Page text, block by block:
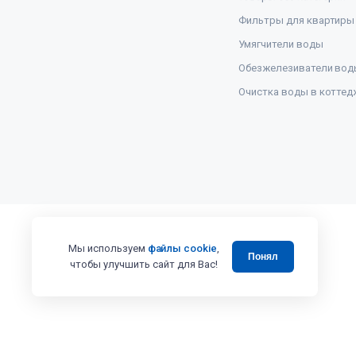
Фильтры для квартиры
Умягчители воды
Обезжелезиватели
Очистка воды в
Мы используем файлы cookie,
чтобы улучшить сайт для Вас!
Понял